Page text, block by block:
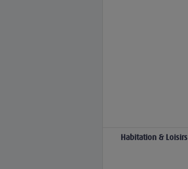
Habitation & Loisirs